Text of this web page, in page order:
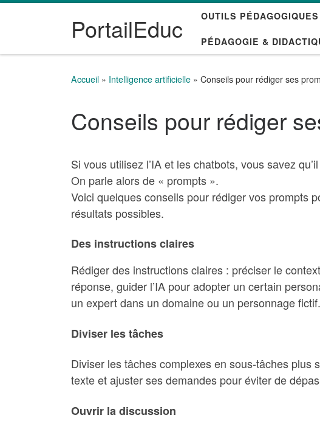
PortailEduc OUTILS PÉDAGOGIQUES
PÉDAGOGIE &
Accueil » Intelligence artificielle » Conseils pour rédiger ses
Conseils pour rédiger
Si vous utilisez l’IA et les chatbots, vous savez
On parle alors de « prompts ».
Voici quelques conseils pour rédiger vos prompts
résultats possibles.
Des instructions claires
Rédiger des instructions claires : préciser le
réponse, guider l’IA pour adopter un certain
un expert dans un domaine ou un personnage fictif.
Diviser les tâches
Diviser les tâches complexes en sous-tâches plus
texte et ajuster ses demandes pour éviter de
Ouvrir la discussion